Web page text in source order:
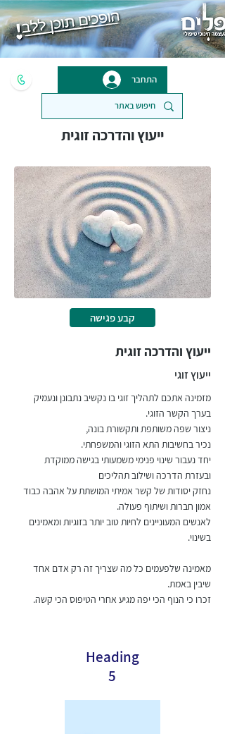
התחבר
ייעוץ והדרכה זוגית
קבע פגישה
ייעוץ והדרכה זוגית
ייעוץ זוגי
מזמינה אתכם לתהליך זוגי בו נקשיב נתבונן ונעמיק
בערך הקשר הזוגי.
ניצור שפה משותפת ותקשורת בונה,
נכיר בחשיבות התא הזוגי והמשפחתי.
יחד נעבור שינוי פנימי משמעותי בגישה ממוקדת
ובעזרת הדרכה ושילוב תהליכים
נחזק יסודות של קשר אמיתי המושתת על אהבה כבוד
אמון חברות ושיתוף פעולה.
לאנשים המעוניינים לחיות טוב יותר בזוגיות ומאמינים
בשינוי.
מאמינה שלפעמים כל מה שצריך זה רק אדם אחד
שיבין באמת.
זכרו כי הנוף הכי יפה מגיע אחרי הטיפוס הכי קשה.
Heading
5